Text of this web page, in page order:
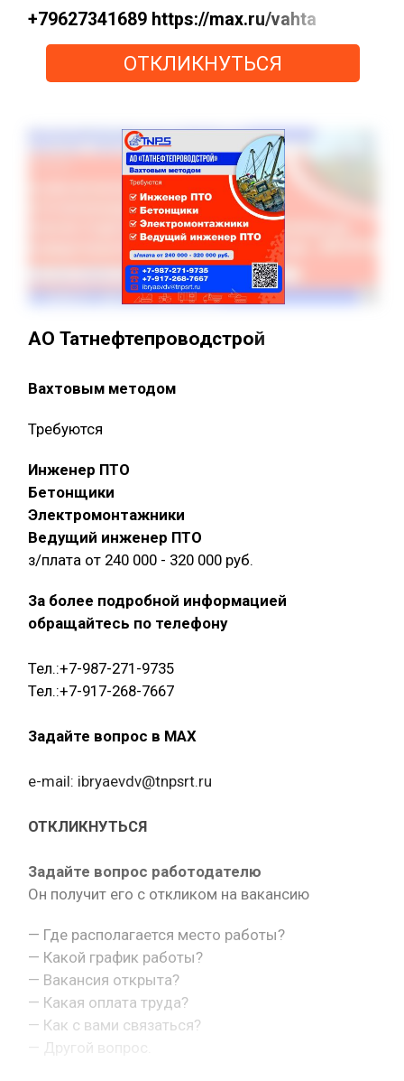
+79627341689 https://max.ru/vahta
ОТКЛИКНУТЬСЯ
АО Татнефтепроводстрой
Вахтовым методом
Требуются
Инженер ПТО
Бетонщики
Электромонтажники
Ведущий инженер ПТО
з/плата от 240 000 - 320 000 руб.
За более подробной информацией
обращайтесь по телефону
Тел.:+7-987-271-9735
Тел.:+7-917-268-7667
Задайте вопрос в MAX
e-mail: ibryaevdv@tnpsrt.ru
ОТКЛИКНУТЬСЯ
Задайте вопрос работодателю
Он получит его с откликом на вакансию
— Где располагается место работы?
— Какой график работы?
— Вакансия открыта?
— Какая оплата труда?
— Как с вами связаться?
— Другой вопрос.